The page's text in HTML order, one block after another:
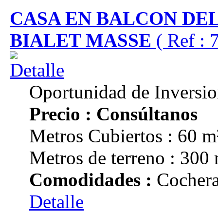
CASA EN BALCON
BIALET MASSE ( Ref :
Oportunidad de
Precio : Consúltanos
Metros Cubiertos : 60
Metros de terreno : 300
Comodidades :
Detalle